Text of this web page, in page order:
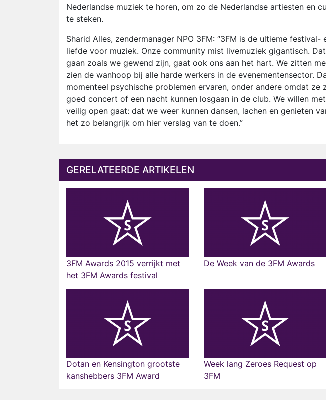
Nederlandse muziek te horen, om zo de Nederlandse artiesten en
te steken.
Sharid Alles, zendermanager NPO 3FM: “3FM is de ultieme
liefde voor muziek. Onze community mist livemuziek gigantisch.
gaan zoals we gewend zijn, gaat ook ons aan het hart. We zitten
zien de wanhoop bij alle harde werkers in de evenementensector.
momenteel psychische problemen ervaren, onder andere omdat ze
goed concert of een nacht kunnen losgaan in de club. We willen
veilig open gaat: dat we weer kunnen dansen, lachen en genieten
het zo belangrijk om hier verslag van te doen.”
GERELATEERDE ARTIKELEN
3FM Awards 2015 verrijkt met
het 3FM Awards festival
De Week van de 3FM Awards
Dotan en Kensington grootste
kanshebbers 3FM Award
Week lang Zeroes Request op
3FM